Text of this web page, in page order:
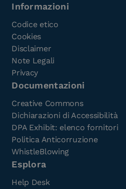
Informazioni
Codice etico
Cookies
Disclaimer
Note Legali
Privacy
Documentazioni
Creative Commons
Dichiarazioni di Accessibilità
DPA Exhibit: elenco fornitori
Politica Anticorruzione
WhistleBlowing
Esplora
Help Desk